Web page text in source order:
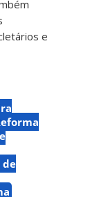
e
de